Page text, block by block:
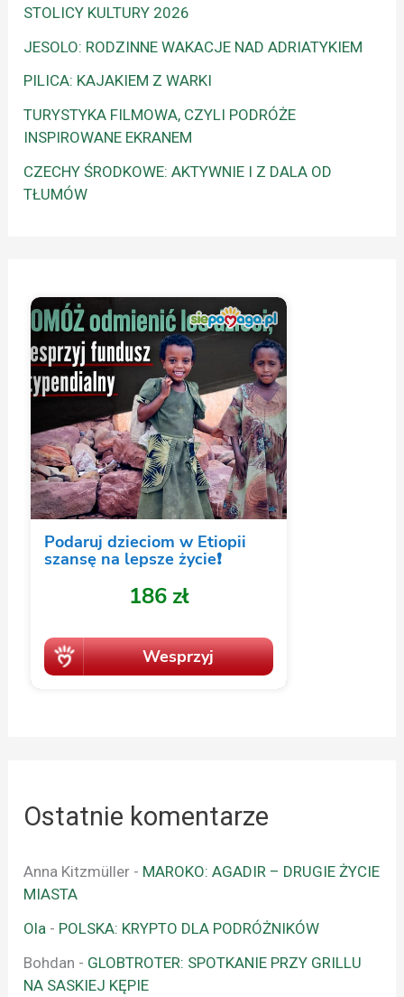
STOLICY KULTURY 2026
JESOLO: RODZINNE WAKACJE NAD ADRIATYKIEM
PILICA: KAJAKIEM Z WARKI
TURYSTYKA FILMOWA, CZYLI PODRÓŻE
INSPIROWANE EKRANEM
CZECHY ŚRODKOWE: AKTYWNIE I Z DALA OD
TŁUMÓW
Ostatnie komentarze
Anna Kitzmüller - MAROKO: AGADIR – DRUGIE ŻYCIE
MIASTA
Ola - POLSKA: KRYPTO DLA PODRÓŻNIKÓW
Bohdan - GLOBTROTER: SPOTKANIE PRZY GRILLU
NA SASKIEJ KĘPIE